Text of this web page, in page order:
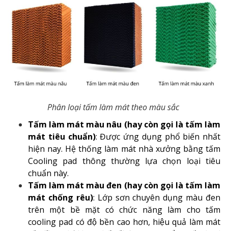
Phân loại tấm làm mát theo màu sắc
Tấm làm mát màu nâu (hay còn gọi là tấm làm
mát tiêu chuẩn): Được ứng dụng phổ biến nhất
hiện nay. Hệ thống làm mát nhà xưởng bằng tấm
Cooling pad thông thường lựa chọn loại tiêu
chuẩn này.
Tấm làm mát màu đen (hay còn gọi là tấm làm
mát chống rêu): Lớp sơn chuyên dụng màu đen
trên một bề mặt có chức năng làm cho tấm
cooling pad có độ bền cao hơn, hiệu quả làm mát